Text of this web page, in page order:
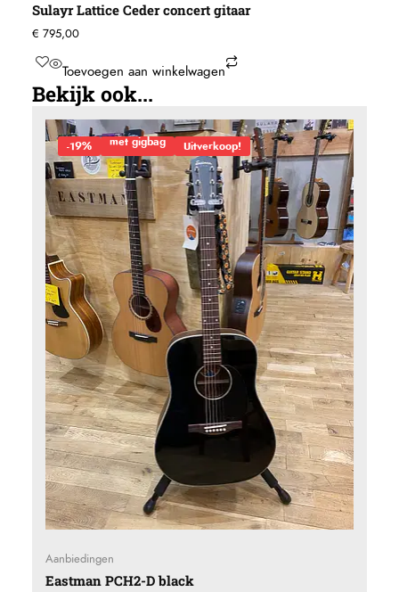
Sulayr Lattice Ceder concert gitaar
€ 795,00
Toevoegen aan winkelwagen
Bekijk ook...
-19% met gigbag Uitverkoop!
Aanbiedingen
Eastman PCH2-D black